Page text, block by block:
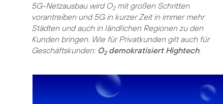
5G-Netzausbau wird O2mit großen Schritten
vorantreiben und 5G in kurzer Zeit in immer mehr
Städten und auch in ländlichen Regionen zu den
Kunden bringen. Wie für Privatkunden gilt auch für
Geschäftskunden: O2demokratisiert Hightech.